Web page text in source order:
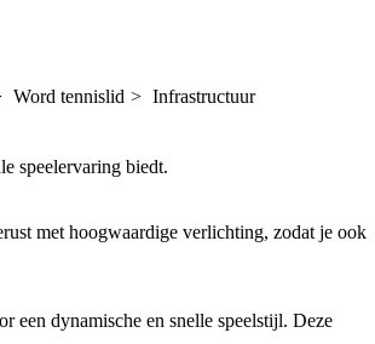
Word tennislid Infrastructuur
speelervaring biedt.
met hoogwaardige verlichting, zodat je ook
een dynamische en snelle speelstijl. Deze